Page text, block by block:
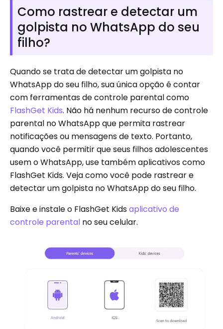
Como rastrear e detectar um
golpista no WhatsApp do seu
filho?
Quando se trata de detectar um golpista no
WhatsApp do seu filho, sua única opção é contar
com ferramentas de controle parental como
FlashGet Kids. Não há nenhum recurso de controle
parental no WhatsApp que permita rastrear
notificações ou mensagens de texto. Portanto,
quando você permitir que seus filhos adolescentes
usem o WhatsApp, use também aplicativos como
FlashGet Kids. Veja como você pode rastrear e
detectar um golpista no WhatsApp do seu filho.
Baixe e instale o FlashGet Kidsaplicativo de
controle parental no seu celular.